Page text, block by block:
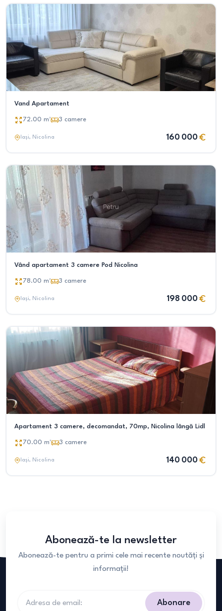
Vand Apartament
72.00 m² 3 camere
Iași, Nicolina 160 000
Vând apartament 3 camere Pod Nicolina
78.00 m² 3 camere
Iași, Nicolina 198 000
Apartament 3 camere, decomandat, 70mp, Nicolina lângă Lidl
70.00 m² 3 camere
Iași, Nicolina 140 000
Abonează-te la newsletter
Abonează-te pentru a primi cele mai recente noutăți și
informații!
Abonare